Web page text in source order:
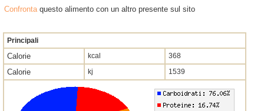
Confrontaquesto alimento con un altro presente sul sito
Principali
Calorie kcal 368
Calorie kj 1539